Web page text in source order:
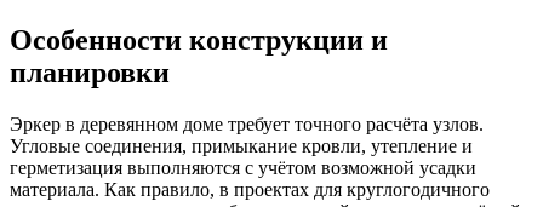
Особенности конструкции и
планировки
Эркер в деревянном доме требует точного расчёта узлов.
Угловые соединения, примыкание кровли, утепление и
герметизация выполняются с учётом возможной усадки
материала. Как правило, в проектах для круглогодичного